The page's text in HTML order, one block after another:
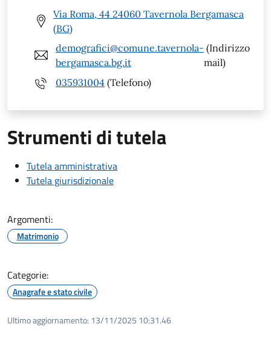
Via Roma, 44 24060 Tavernola Bergamasca
(BG)
demografici@comune.tavernola-
bergamasca.bg.it
(Indirizzo
mail)
035931004 (Telefono)
Strumenti di tutela
Tutela amministrativa
Tutela giurisdizionale
Argomenti:
Matrimonio
Categorie:
Anagrafe e stato civile
Ultimo aggiornamento: 13/11/2025 10:31.46